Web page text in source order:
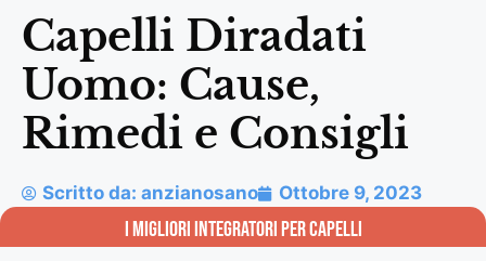
Capelli Diradati
Uomo: Cause,
Rimedi e Consigli
Scritto da: anzianosano Ottobre 9, 2023
i migliori integratori per CAPELLI